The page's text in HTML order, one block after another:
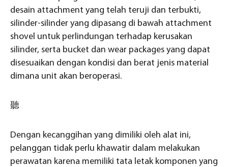
desain attachment yang telah teruji dan terbukti,
silinder-silinder yang dipasang di bawah attachment
shovel untuk perlindungan terhadap kerusakan
silinder, serta bucket dan wear packages yang dapat
disesuaikan dengan kondisi dan berat jenis material
dimana unit akan beroperasi.
聽
Dengan kecanggihan yang dimiliki oleh alat ini,
pelanggan tidak perlu khawatir dalam melakukan
perawatan karena memiliki tata letak komponen yang